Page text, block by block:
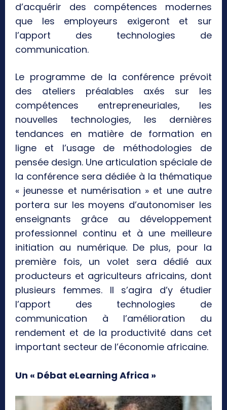
d’acquérir des compétences modernes
que les employeurs exigeront et sur
l’apport des technologies de
communication.
Le programme de la conférence prévoit
des ateliers préalables axés sur les
compétences entrepreneuriales, les
nouvelles technologies, les dernières
tendances en matière de formation en
ligne et l’usage de méthodologies de
pensée design. Une articulation spéciale de
la conférence sera dédiée à la thématique
« jeunesse et numérisation » et une autre
portera sur les moyens d’autonomiser les
enseignants grâce au développement
professionnel continu et à une meilleure
initiation au numérique. De plus, pour la
première fois, un volet sera dédié aux
producteurs et agriculteurs africains, dont
plusieurs femmes. Il s’agira d’y étudier
l’apport des technologies de
communication à l’amélioration du
rendement et de la productivité dans cet
important secteur de l’économie africaine.
Un « Débat eLearning Africa »